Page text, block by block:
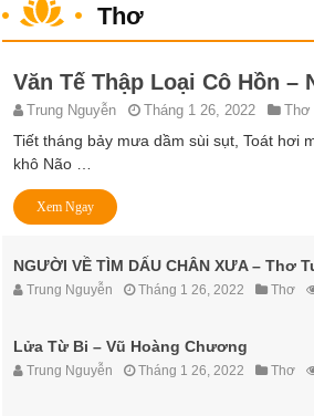
Thơ
Văn Tế Thập Loại Cô Hồn –
Trung Nguyễn Tháng 1 26, 2022 Thơ
Tiết tháng bảy mưa dầm sùi sụt, Toát hơi
khô Não …
Xem Ngay
NGƯỜI VỀ TÌM DẤU CHÂN XƯA – Thơ
Trung Nguyễn Tháng 1 26, 2022 Thơ
Lửa Từ Bi – Vũ Hoàng Chương
Trung Nguyễn Tháng 1 26, 2022 Thơ